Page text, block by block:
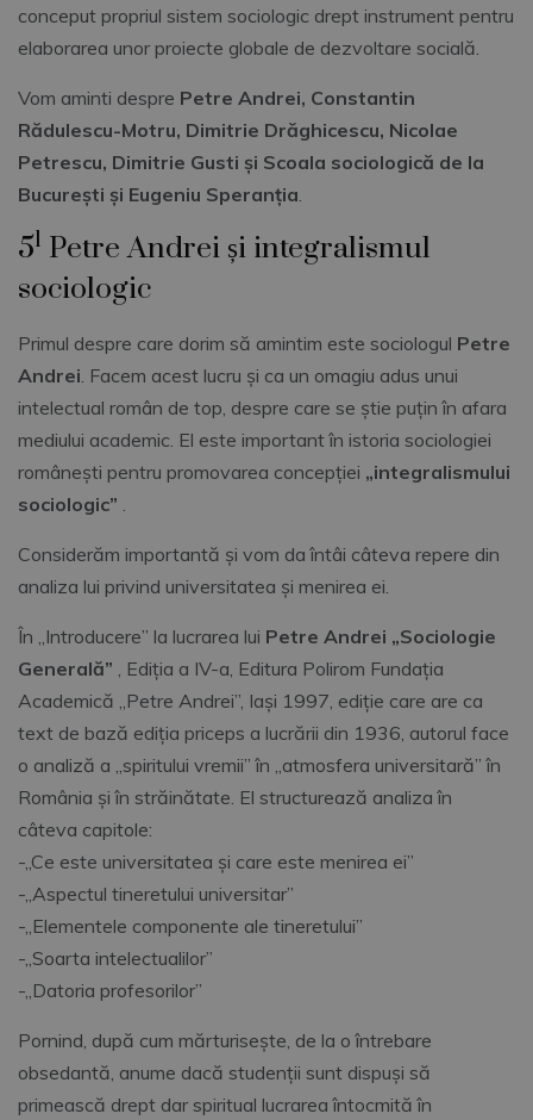
conceput propriul sistem sociologic drept instrument pentru
elaborarea unor proiecte globale de dezvoltare socială.
Vom aminti despre Petre Andrei, Constantin
Rădulescu-Motru, Dimitrie Drăghicescu, Nicolae
Petrescu, Dimitrie Gusti și Scoala sociologică de la
București și Eugeniu Speranția
51 Petre Andrei și integralismul
sociologic
Primul despre care dorim să amintim este sociologul Petre
Andrei . Facem acest lucru și ca un omagiu adus unui
intelectual român de top, despre care se știe puțin în afara
mediului academic. El este important în istoria sociologiei
românești pentru promovarea concepției „integralismului
sociologic”
Considerăm importantă și vom da întâi câteva repere din
analiza lui privind universitatea și menirea ei.
În „Introducere” la lucrarea lui Petre Andrei „Sociologie
Generală”
, Ediția a IV-a, Editura Polirom Fundația
Academică „Petre Andrei”, Iași 1997, ediție care are ca
text de bază ediția priceps a lucrării din 1936, autorul face
o analiză a „spiritului vremii” în „atmosfera universitară” în
România și în străinătate. El structurează analiza în
câteva capitole:
-„Ce este universitatea și care este menirea ei”
-„Aspectul tineretului universitar”
-„Elementele componente ale tineretului”
-„Soarta intelectualilor”
-„Datoria profesorilor”
Pornind, după cum mărturisește, de la o întrebare
obsedantă, anume dacă studenții sunt dispuși să
primească drept dar spiritual lucrarea întocmită în